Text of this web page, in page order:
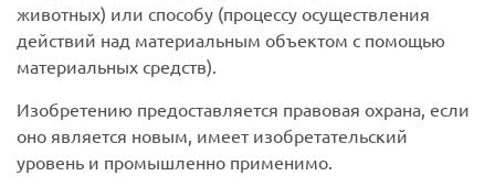
животных) или способу (процессу осуществления
действий над материальным объектом с помощью
материальных средств).
Изобретению предоставляется правовая охрана, если
оно является новым, имеет изобретательский
уровень и промышленно применимо.